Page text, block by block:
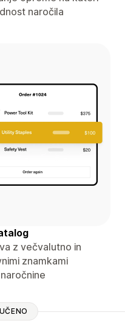
naročila
z večvalutno in
znamkami